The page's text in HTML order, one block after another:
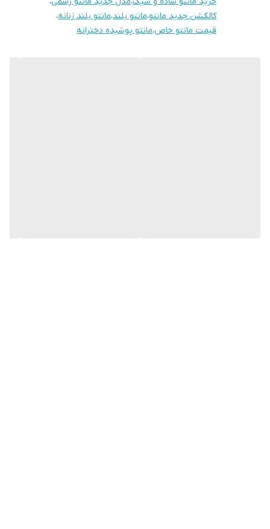
کالکشن جدید مانتو،مانتو بلند،مانتو بلند زنانه،
قیمت مانتو خاص،مانتو پوشیده دخترانه